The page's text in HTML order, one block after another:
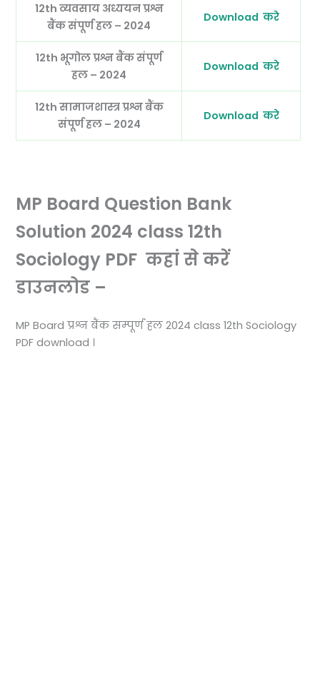
12th व्यवसाय अध्ययनप्रश्न
बैंक संपूर्ण हल – 2024
Download करे
12th भूगोलप्रश्न बैंक संपूर्ण
हल – 2024
Download करे
12th सामाजशास्त्र प्रश्न बैंक
संपूर्ण हल – 2024
Download करे
MP Board Question Bank
Solution 2024 class 12th
Sociology PDF कहां से करें
डाउनलोड –
MP Board प्रश्न बैंक सम्पूर्ण हल 2024 class 12th Sociology
PDF download ।